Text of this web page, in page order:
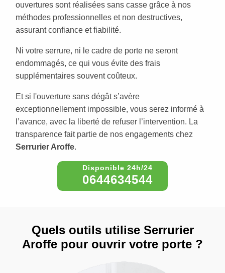
ouvertures sont réalisées sans casse grâce à nos
méthodes professionnelles et non destructives,
assurant confiance et fiabilité.
Ni votre serrure, ni le cadre de porte ne seront
endommagés, ce qui vous évite des frais
supplémentaires souvent coûteux.
Et si l'ouverture sans dégât s’avère
exceptionnellement impossible, vous serez informé à
l’avance, avec la liberté de refuser l’intervention. La
transparence fait partie de nos engagements chez
Serrurier Aroffe.
0644634544
Quels outils utilise Serrurier
Aroffe pour ouvrir votre porte ?